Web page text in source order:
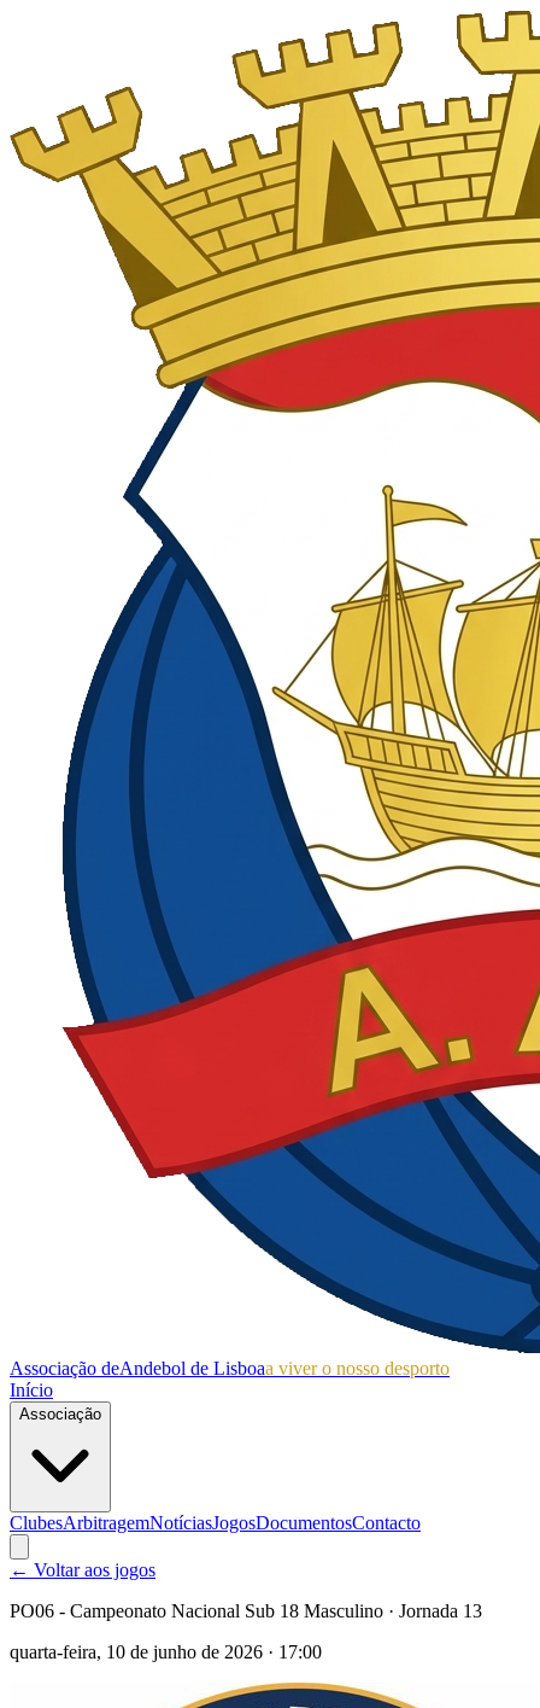
Associação deAndebol de Lisboaa viver o nosso desporto
Início
Associação
ClubesArbitragemNotíciasJogosDocumentosContacto
← Voltar aos jogos
PO06 - Campeonato Nacional Sub 18 Masculino · Jornada 13
quarta-feira, 10 de junho de 2026 · 17:00